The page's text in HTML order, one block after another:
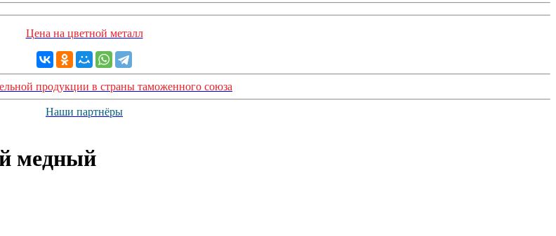
Цена на цветной металл
продукции в страны таможенного союза
Наши партнёры
медный